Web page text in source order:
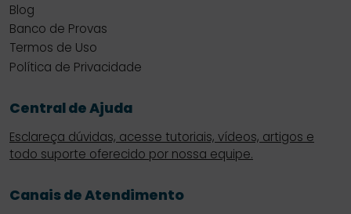
Blog
Banco de Provas
Termos de Uso
Política de Privacidade
Central de Ajuda
Esclareça dúvidas, acesse tutoriais, vídeos, artigos e
todo suporte oferecido por nossa equipe.
Canais de Atendimento